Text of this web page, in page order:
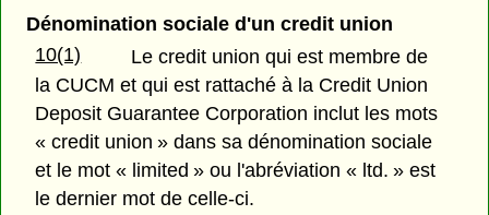
Dénomination sociale d'un credit union
10(1)
Le credit union qui est membre de
la CUCM et qui est rattaché à la Credit Union
Deposit Guarantee Corporation inclut les mots
« credit union » dans sa dénomination sociale
et le mot « limited » ou l'abréviation « ltd. » est
le dernier mot de celle-ci.